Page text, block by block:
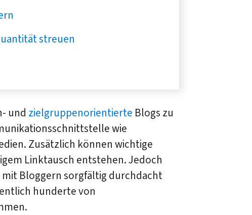
streuen
und zielgruppenorientierte Blogs zu
wie
Zusätzlich können wichtige
Linktausch entstehen. Jedoch
Bloggern sorgfältig durchdacht
hunderte von